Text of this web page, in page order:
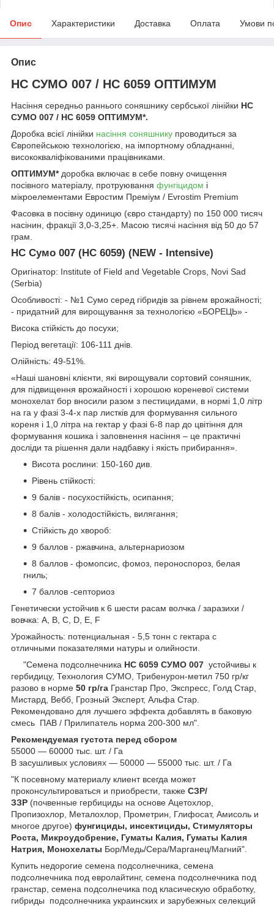
Опис Характеристики Доставка Оплата Умови
Опис
НС СУМО 007 / НС 6059 ОПТИМУМ
Насіння середньо раннього соняшнику сербської лінійки НС
СУМО 007 / НС 6059 ОПТИМУМ*.
Доробка всієї лінійки насіння соняшнику проводиться за
Європейською технологією, на імпортному обладнанні,
висококваліфікованими працівниками.
ОПТИМУМ*доробка включає в себе повну очищення
посівного матеріалу, протруювання фунгіцидом і
мікроелементами Евростим Преміум / Evrostim Premium
Фасовка в посівну одиницю (євро стандарту) по 150 000 тисяч
насінин, фракції 3,0-3,25+. Масою тисячі насіння від 50 до 57
грам.
НС Сумо 007 (НС 6059) (NEW - Intensive)
Оригінатор: Institute of Field and Vegetable Crops, Novi Sad
(Serbia)
Особливості: - №1 Сумо серед гібридів за рівнем врожайності;
- придатний для вирощування за технологією «БОРЕЦЬ» -
Висока стійкість до посухи;
Період вегетації: 106-111 днів.
Олійність: 49-51%.
«Наші шановні клієнти, які вирощували сортовий соняшник,
для підвищення врожайності і хорошою кореневої системи
монохелат бор вносили разом з пестицидами, в нормі 1,0 літр
на га у фазі 3-4-х пар листків для формування сильного
кореня і 1,0 літра на гектар у фазі 6-8 пар до цвітіння для
формування кошика і заповнення насіння – це практичні
досліди та рішення дали надбавку і якість прибирання».
Висота рослини: 150-160 див.
Рівень стійкості:
9 балів - посухостійкість, осипання;
8 балів - холодостійкість, вилягання;
Стійкість до хвороб:
9 баллов - ржавчина, альтернариозом
8 баллов - фомопсис, фомоз, пероноспороз, белая
гниль;
7 баллов -септориоз
Генетически устойчив к 6 шести расам волчка / заразихи /
вовчка: А, B, C, D, Е, F
Урожайность: потенциальная - 5,5 тонн с гектара с
отличными показателями натуры и олийности.
"Семена подсолнечника НС 6059 СУМО 007 устойчивы к
гербидицу, Технология СУМО, Трибенурон-метил 750 гр/кг
разово в норме 50 гр/га Гранстар Про, Экспресс, Голд Стар,
Мистард, Вебб, Грозный Эксперт, Альфа Стар.
Рекомендовано для лучшего эффекта добавлять в баковую
смесь ПАВ / Прилипатель норма 200-300 мл".
Рекомендуемая густота перед сбором
55000 — 60000 тыс. шт. / Га
В засушливых условиях — 50000 — 55000 тыс. шт. / Га
"К посевному материалу клиент всегда может
проконсультироваться и приобрести, также СЗР/
ЗЗР (почвенные гербициды на основе Ацетохлор,
Пропизохлор, Металохлор, Прометрин, Глифосат, Амисоль и
многое другое) фунгициды, инсектициды, Стимуляторы
Роста, Микроудобрение, Гуматы Калия, Гуматы Калия
Натрия, Монохелаты Бор/Медь/Сера/Марганец/Магний".
Купить недорогие семена подсолнечника, семена
подсолнечника под евролайтинг, семена подсолнечника под
гранстар, семена подсолнечика под класическую обработку,
гибриды подсолнечника украинских и зарубежных селекций